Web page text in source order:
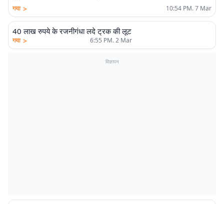
गया > 10:54 PM. 7 Mar
40 लाख रुपये के रजनीगंधा लदे ट्रक की लूट
गया > 6:55 PM. 2 Mar
विज्ञापन